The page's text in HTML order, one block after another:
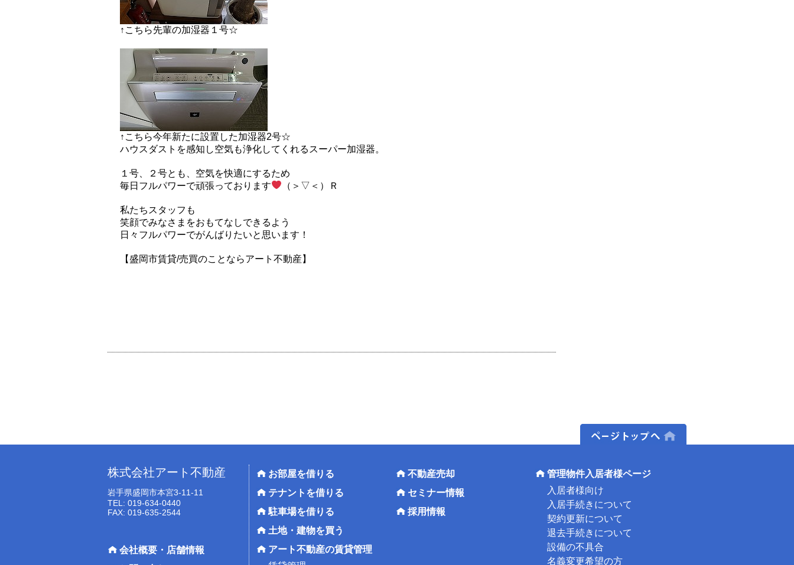
↑こちら先輩の加湿器１号☆
↑こちら今年新たに設置した加湿器2号☆
ハウスダストを感知し空気も浄化してくれるスーパー加湿器。
１号、２号とも、空気を快適にするため
毎日フルパワーで頑張っております
（＞▽＜）Ｒ
私たちスタッフも
笑顔でみなさまをおもてなしできるよう
日々フルパワーでがんばりたいと思います！
【盛岡市賃貸/売買のことならアート不動産】
株式会社アート不動産
岩手県盛岡市本宮3-11-11
TEL: 019-634-0440
FAX: 019-635-2544
会社概要・店舗情報
お部屋を借りる
テナントを借りる
駐車場を借りる
土地・建物を買う
アート不動産の賃貸管理
不動産売却
セミナー情報
採用情報
管理物件入居者様ページ
入居者様向け
入居手続きについて
契約更新について
退去手続きについて
設備の不具合
名義変更希望の方